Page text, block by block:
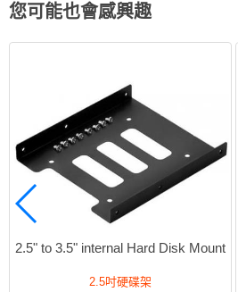
您可能也會感興趣
2.5" to 3.5" internal Hard Disk Mount
2.5吋硬碟架